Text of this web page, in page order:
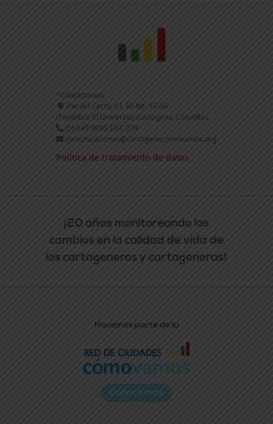
>Contáctanos:
Pie del Cerro, Cl. 30 No. 17-36
(Periódico El Universal) Cartagena, Colombia.
(5) 649 9090 EXT. 274
comunicaciones@cartagenacomovamos.org
Política de tratamiento de datos
¡20 años monitoreando los
cambios en la calidad de vida de
los cartageneros y cartageneras!
Hacemos parte de la
Conoce más